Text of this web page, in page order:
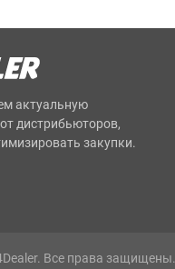
актуальную
дистрибьюторов,
закупки.
Все права защищены.